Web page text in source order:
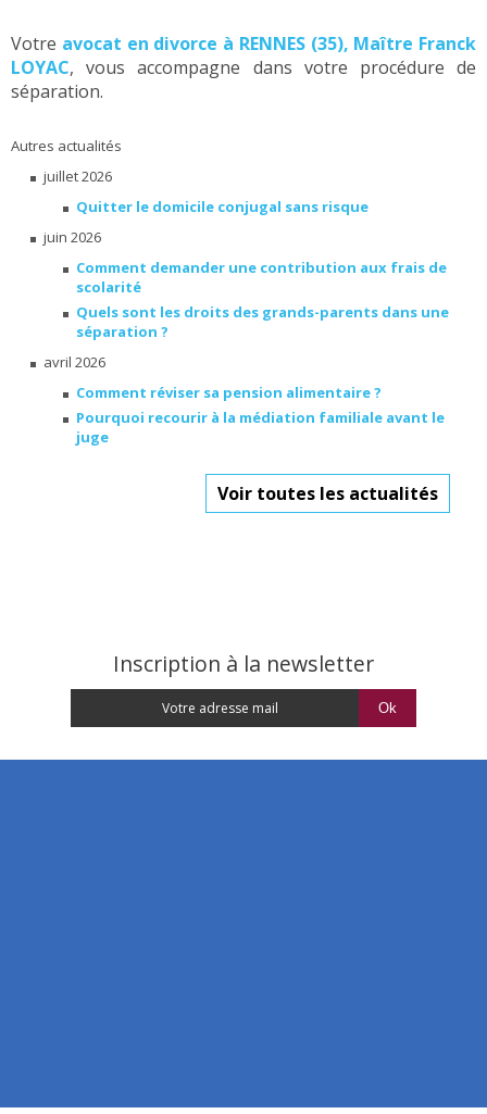
Votre avocat en divorce à RENNES (35), Maître Franck
LOYAC, vous accompagne dans votre procédure de
séparation.
Autres actualités
juillet 2026
Quitter le domicile conjugal sans risque
juin 2026
Comment demander une contribution aux frais de
scolarité
Quels sont les droits des grands-parents dans une
séparation ?
avril 2026
Comment réviser sa pension alimentaire ?
Pourquoi recourir à la médiation familiale avant le
juge
Voir toutes les actualités
Inscription à la newsletter